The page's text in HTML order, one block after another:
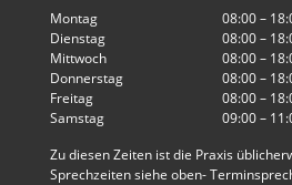
Montag
08:00 –
Dienstag
08:00 –
Mittwoch
08:00 –
Donnerstag
08:00 –
Freitag
08:00 –
Samstag
09:00 –
Zu diesen Zeiten ist die Praxis
Sprechzeiten siehe oben-